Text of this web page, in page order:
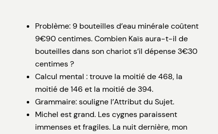
Problème: 9 bouteilles d’eau minérale coûtent
9€90 centimes. Combien Kaïs aura-t-il de
bouteilles dans son chariot s’il dépense 3€30
centimes ?
Calcul mental : trouve la moitié de 468, la
moitié de 146 et la moitié de 394.
Grammaire: souligne l’Attribut du Sujet.
Michel est grand. Les cygnes paraissent
immenses et fragiles. La nuit dernière, mon